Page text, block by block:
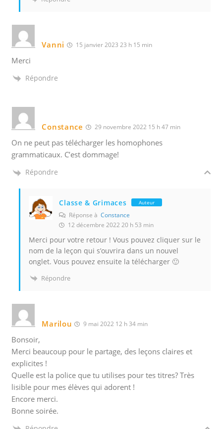
Vanni 15 janvier 2023 23 h 15 min
Merci
Répondre
Constance 29 novembre 2022 15 h 47 min
On ne peut pas télécharger les homophones
grammaticaux. C’est dommage!
Répondre
Classe & Grimaces Auteur
Réponse àConstance
12 décembre 2022 20 h 53 min
Merci pour votre retour ! Vous pouvez cliquer sur le
nom de la leçon qui s’ouvrira dans un nouvel
onglet. Vous pouvez ensuite la télécharger 🙂
Répondre
Marilou 9 mai 2022 12 h 34 min
Bonsoir,
Merci beaucoup pour le partage, des leçons claires et
explicites !
Quelle est la police que tu utilises pour tes titres? Très
lisible pour mes élèves qui adorent !
Encore merci.
Bonne soirée.